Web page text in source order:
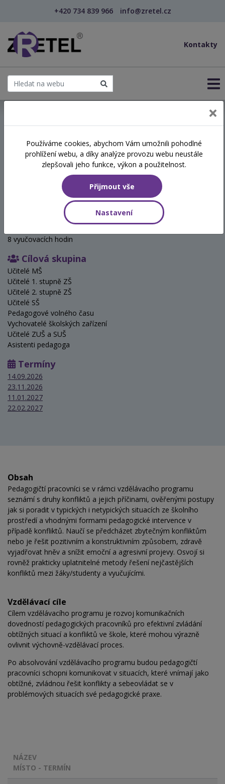
+420 734 839 966 info@zretel.cz
Kontakty
šablony
Obtížné situace a konflikty
na školách a jejich zvládání
(webinář)
Hodinová dotace
8 vyučovacích hodin
Cílová skupina
Učitelé MŠ
Učitelé 1. stupně ZŠ
Učitelé 2. stupně ZŠ
Učitelé SŠ
Pedagogové volného času
Vychovatelé školských zařízení
Učitelé ZUŠ a SUŠ
Asistenti pedagoga
Termíny
14.09.2026
23.11.2026
11.01.2027
22.02.2027
Obsah
Pedagogičtí pracovníci se v rámci vzdělávacího programu
seznámí s druhy konfliktů a jejich příčinami, ověřenými postupy
jak si poradit v typických i netypických situacích ze školního
prostředí a vhodnými formami pedagogické intervence v
případě konfliktů. Naučí se předcházet zbytečným konfliktům
nebo je řešit pozitivním a konstruktivním způsobem, zdravě
vyjadřovat hněv a snížit emoční a agresivní projevy. Osvojí si
rovněž prakticky uplatnitelné metody řešení nejčastějších
konfliktů mezi žáky/studenty a vyučujícími.
Vzdělávací cíle
Cílem vzdělávacího programu je rozvoj komunikačních
dovedností pedagogických pracovníků pro efektivní zvládání
obtížných situací a konfliktů ve škole, které mohou výrazně
ovlivnit výchovně-vzdělávací proces.
Po absolvování vzdělávacího programu budou pedagogičtí
pracovníci schopni komunikovat v situacích, které vnímají jako
obtížné, zvládnou řešit konflikty a sebeovládat se v
problémových situacích své pedagogické praxe.
NÁZEV
MÍSTO - TERMÍN
Používáme cookies, abychom Vám umožnili pohodlné
prohlížení webu, a díky analýze provozu webu neustále
zlepšovali jeho funkce, výkon a použitelnost.
Přijmout vše
Nastavení